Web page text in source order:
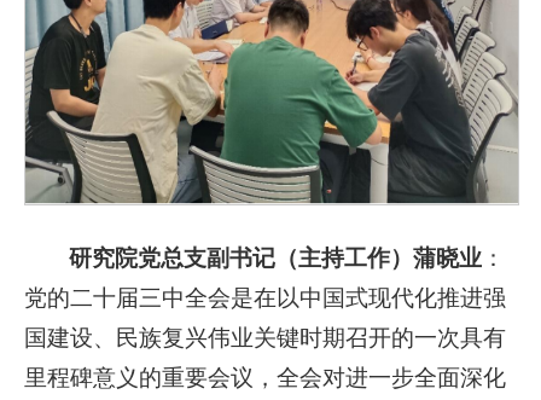
研究院党总支副书记（主持工作）蒲晓业 ：
党的二十届三中全会是在以中国式现代化推进强
国建设、民族复兴伟业关键时期召开的一次具有
里程碑意义的重要会议，全会对进一步全面深化